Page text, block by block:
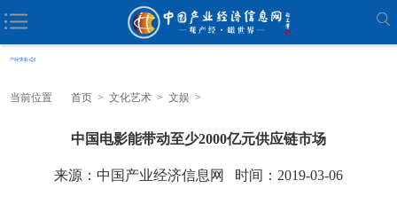
当前位置 首页 > 文化艺术 > 文娱 >
中国电影能带动至少2000亿元供应链市场
来源：中国产业经济信息网 时间：2019-03-06